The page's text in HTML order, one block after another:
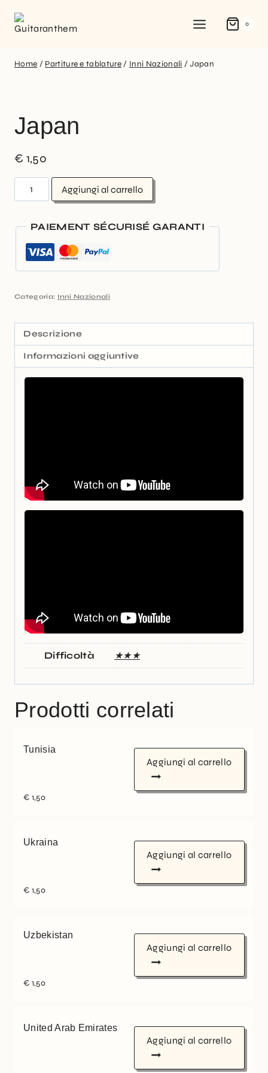
0
Home / Partiture e tablature / Inni Nazionali / Japan
Japan
€ 1,50
Aggiungi al carrello
PAIEMENT SÉCURISÉ GARANTI
Categoria: Inni Nazionali
Descrizione
Informazioni aggiuntive
Difficoltà ★★★
Prodotti correlati
Tunisia
€ 1,50
Aggiungi al carrello
Ukraina
€ 1,50
Aggiungi al carrello
Uzbekistan
€ 1,50
Aggiungi al carrello
United Arab Emirates
Aggiungi al carrello